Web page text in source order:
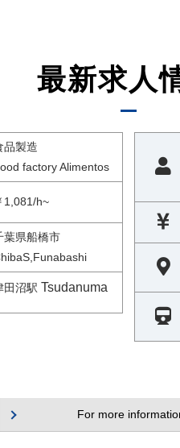
最新求人
品製造
factory Alimentos
1,081/h~
葉県船橋市
田沼駅Tsudanuma
For more